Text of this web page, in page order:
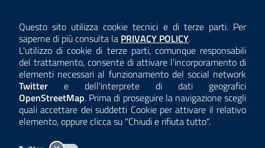
Questo sito utilizza cookie tecnici e di terze parti. Per
saperne di più consulta la Consulta la
PRIVACY POLICY.
L'utilizzo di cookie di terze parti, comunque responsabili
del trattamento, consente di attivare l'incorporamento di
elementi necessari al funzionamento del social network
Twitter e dell'interprete di dati geografici
OpenStreetMap. Prima di proseguire la navigazione scegli
quali accettare dei suddetti Cookie per attivare il relativo
elemento, oppure clicca su "Chiudi e rifiuta tutto".
ANTICORRUZIONE
ACCESSIBILITÀ
COOKIE E PRIVACY
TEMI A-Z